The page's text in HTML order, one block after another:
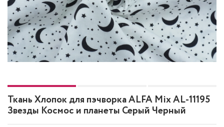
Ткань Хлопок для пэчворка ALFA Mix AL-11195
Звезды Космос и планеты Серый Черный